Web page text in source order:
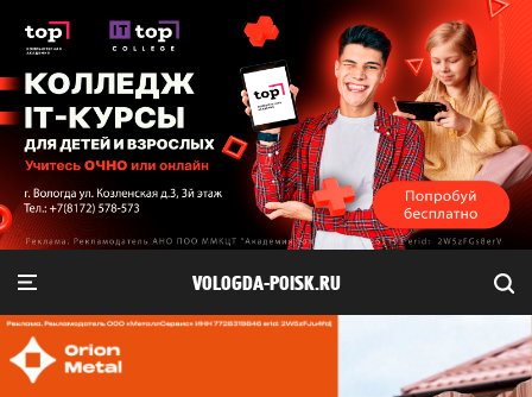
VOLOGDA-POISK.RU